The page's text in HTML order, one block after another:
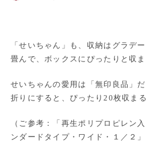
「せいちゃん」も、収納はグラデ
畳んで、ボックスにぴったりと収ま
せいちゃんの愛用は「無印良品」
折りにすると、ぴったり20枚収ま
（ご参考：「再生ポリプロピレン
ンダードタイプ・ワイド・１／２